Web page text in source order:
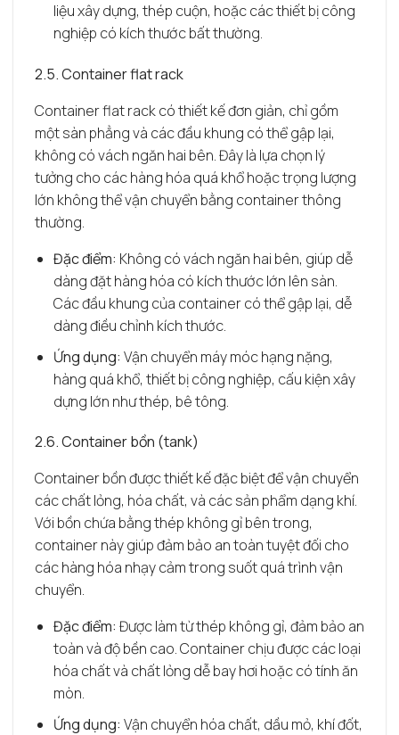
liệu xây dựng, thép cuộn, hoặc các thiết bị công
nghiệp có kích thước bất thường.
2.5. Container flat rack
Container flat rack có thiết kế đơn giản, chỉ gồm
một sàn phẳng và các đầu khung có thể gập lại,
không có vách ngăn hai bên. Đây là lựa chọn lý
tưởng cho các hàng hóa quá khổ hoặc trọng lượng
lớn không thể vận chuyển bằng container thông
thường.
Đặc điểm: Không có vách ngăn hai bên, giúp dễ
dàng đặt hàng hóa có kích thước lớn lên sàn.
Các đầu khung của container có thể gập lại, dễ
dàng điều chỉnh kích thước.
Ứng dụng: Vận chuyển máy móc hạng nặng,
hàng quá khổ, thiết bị công nghiệp, cấu kiện xây
dựng lớn như thép, bê tông.
2.6. Container bồn (tank)
Container bồn được thiết kế đặc biệt để vận chuyển
các chất lỏng, hóa chất, và các sản phẩm dạng khí.
Với bồn chứa bằng thép không gỉ bên trong,
container này giúp đảm bảo an toàn tuyệt đối cho
các hàng hóa nhạy cảm trong suốt quá trình vận
chuyển.
Đặc điểm: Được làm từ thép không gỉ, đảm bảo an
toàn và độ bền cao. Container chịu được các loại
hóa chất và chất lỏng dễ bay hơi hoặc có tính ăn
mòn.
Ứng dụng: Vận chuyển hóa chất, dầu mỏ, khí đốt,